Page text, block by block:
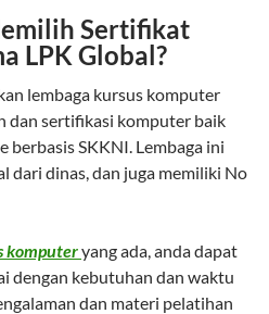
Sertifikat
LPK Global?
lembaga kursus komputer
dan sertifikasi komputer baik
berbasis SKKNI. Lembaga ini
dari dinas, dan juga memiliki No
komputeryang ada, anda dapat
dengan kebutuhan dan waktu
dan materi pelatihan